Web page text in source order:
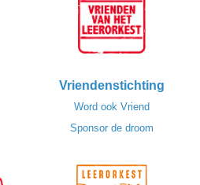
Vriendenstichting
Word ook Vriend
Sponsor de droom